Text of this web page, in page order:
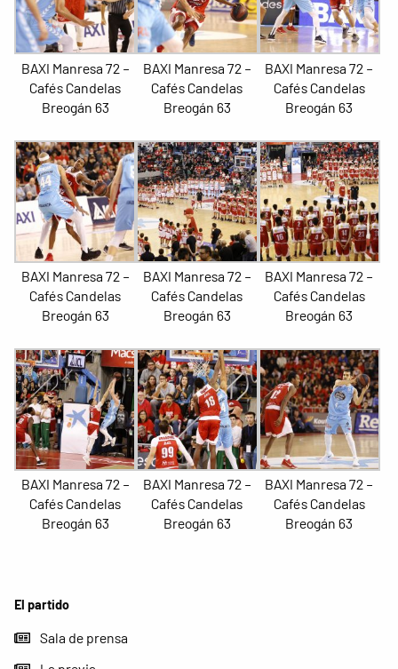
El partido
Sala de prensa
BAXI Manresa 72 –
Cafés Candelas
Breogán 63
BAXI Manresa 72 –
Cafés Candelas
Breogán 63
BAXI Manresa 72 –
Cafés Candelas
Breogán 63
BAXI Manresa 72 –
Cafés Candelas
Breogán 63
BAXI Manresa 72 –
Cafés Candelas
Breogán 63
BAXI Manresa 72 –
Cafés Candelas
Breogán 63
BAXI Manresa 72 –
Cafés Candelas
Breogán 63
BAXI Manresa 72 –
Cafés Candelas
Breogán 63
BAXI Manresa 72 –
Cafés Candelas
Breogán 63